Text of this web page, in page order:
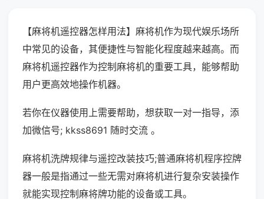
【麻将机遥控器怎样用法】麻将机作为现代娱乐场所
中常见的设备，其便捷性与智能化程度越来越高。而
麻将机遥控器作为控制麻将机的重要工具，能够帮助
用户更高效地操作机器。
若你在仪器使用上需要帮助，想获取一对一指导，添
加微信号; kkss8691 随时交流 。
麻将机洗牌规律与遥控改装技巧;普通麻将机程序控牌
器一般是指通过一些无需对麻将机进行复杂安装操作
就能实现控制麻将牌功能的设备或工具。